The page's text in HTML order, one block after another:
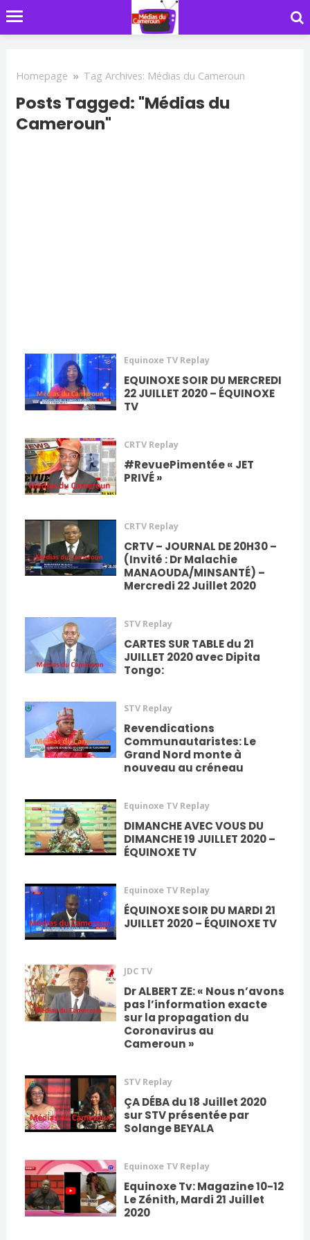
Homepage » Tag Archives: Médias du Cameroun
Posts Tagged: "Médias du
Cameroun"
Equinoxe TV Replay
EQUINOXE SOIR DU MERCREDI
22 JUILLET 2020 – ÉQUINOXE
TV
CRTV Replay
#RevuePimentée « JET
PRIVÉ »
CRTV Replay
CRTV – JOURNAL DE 20H30 –
(Invité : Dr Malachie
MANAOUDA/MINSANTÉ) –
Mercredi 22 Juillet 2020
STV Replay
CARTES SUR TABLE du 21
JUILLET 2020 avec Dipita
Tongo:
STV Replay
Revendications
Communautaristes: Le
Grand Nord monte à
nouveau au créneau
Equinoxe TV Replay
DIMANCHE AVEC VOUS DU
DIMANCHE 19 JUILLET 2020 –
ÉQUINOXE TV
Equinoxe TV Replay
ÉQUINOXE SOIR DU MARDI 21
JUILLET 2020 – ÉQUINOXE TV
JDC TV
Dr ALBERT ZE: « Nous n’avons
pas l’information exacte
sur la propagation du
Coronavirus au
Cameroun »
STV Replay
ÇA DÉBA du 18 Juillet 2020
sur STV présentée par
Solange BEYALA
Equinoxe TV Replay
Equinoxe Tv: Magazine 10-12
Le Zénith, Mardi 21 Juillet
2020